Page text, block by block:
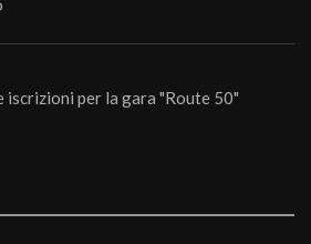
iscrizioni per la gara "Route 50"